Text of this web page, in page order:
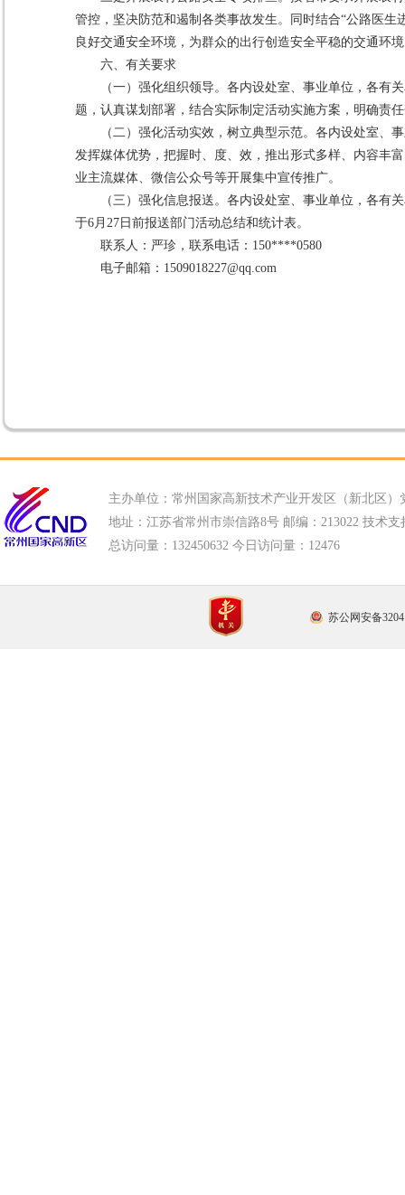
管控，坚决防范和遏制各类事故发生。同时结合“公路医
良好交通安全环境，为群众的出行创造安全平稳的交通环
六、有关要求
（一）强化组织领导。各内设处室、事业单位，各有
题，认真谋划部署，结合实际制定活动实施方案，明确责
（二）强化活动实效，树立典型示范。各内设处室、
发挥媒体优势，把握时、度、效，推出形式多样、内容丰
业主流媒体、微信公众号等开展集中宣传推广。
（三）强化信息报送。各内设处室、事业单位，各
于6月27日前报送部门活动总结和统计表。
联系人：严珍，联系电话：150****0580
电子邮箱：1509018227@qq.com
主办单位：常州国家高新技术产业开发区（新北区）
地址：江苏省常州市崇信路8号 邮编：213022 技术支
总访问量： 132450632 今日访问量： 12476
苏公网安备